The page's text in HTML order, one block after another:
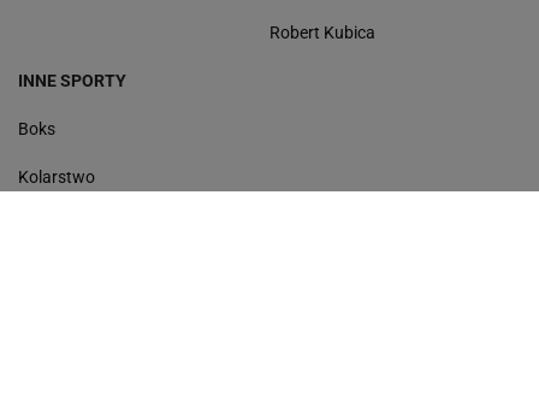
Robert Kubica
INNE SPORTY
Boks
Kolarstwo